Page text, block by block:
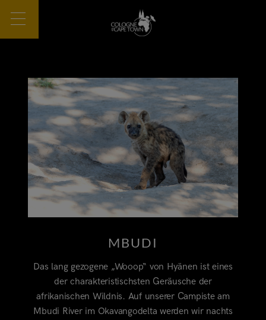
MBUDI
Das lang gezogene „Wooop“ von Hyänen ist eines
der charakteristischsten Geräusche der
afrikanischen Wildnis. Auf unserer Campiste am
Mbudi River im Okavangodelta werden wir nachts